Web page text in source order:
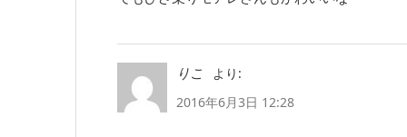
りこ
より:
2016年6月3日 12:28